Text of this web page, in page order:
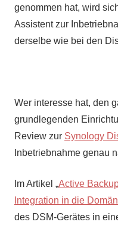
genommen hat, wird
Assistent zur
derselbe wie bei den
Wer interesse hat, den
grundlegenden
Review zur Synology
Inbetriebnahme genau
Im Artikel „Active
Integration in die
des DSM-Gerätes in